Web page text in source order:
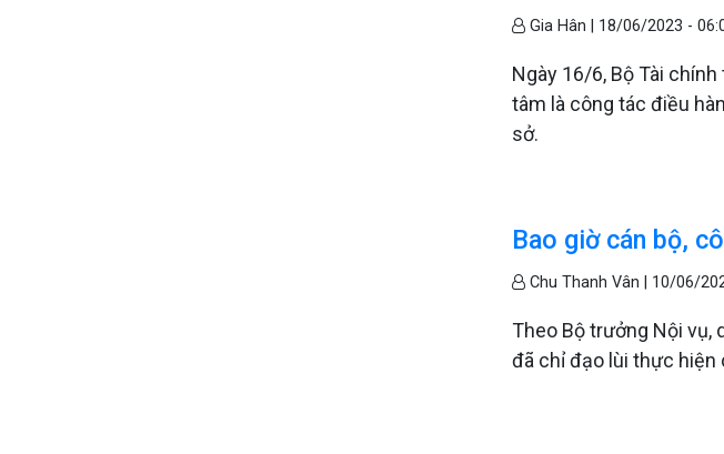
Gia Hân | 18/06/2023 -
Ngày 16/6, Bộ Tài
tâm là công tác điều
sở.
Bao giờ cán bộ,
Chu Thanh Vân | 10/06/
Theo Bộ trưởng Nội vụ,
đã chỉ đạo lùi thực hiện